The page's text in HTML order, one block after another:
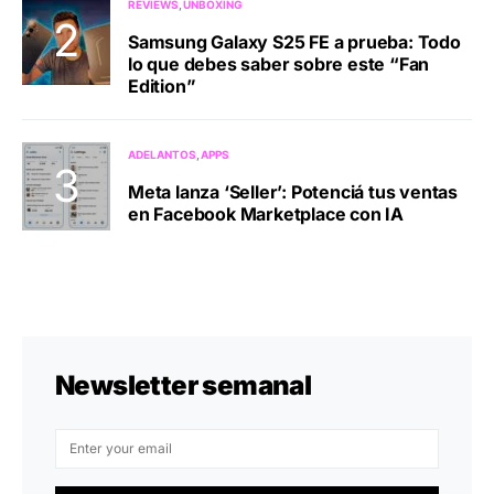
REVIEWS UNBOXING
Samsung Galaxy S25 FE a prueba: Todo
lo que debes saber sobre este “Fan
Edition”
ADELANTOS APPS
Meta lanza ‘Seller’: Potenciá tus ventas
en Facebook Marketplace con IA
Newsletter semanal